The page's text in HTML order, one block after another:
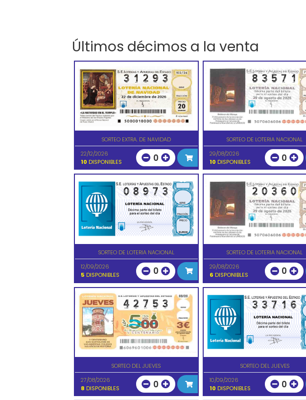
Últimos décimos a la venta
SORTEO EXTRA. DE NAVIDAD
22/12/2026
10 DISPONIBLES 0
SORTEO DE LOTERIA NACIONAL
29/08/2026
10 DISPONIBLES 0
SORTEO DE LOTERIA NACIONAL
12/09/2026
5 DISPONIBLES 0
SORTEO DE LOTERIA NACIONAL
29/08/2026
6 DISPONIBLES 0
SORTEO DEL JUEVES
27/08/2026
8 DISPONIBLES 0
SORTEO DEL JUEVES
10/09/2026
10 DISPONIBLES 0